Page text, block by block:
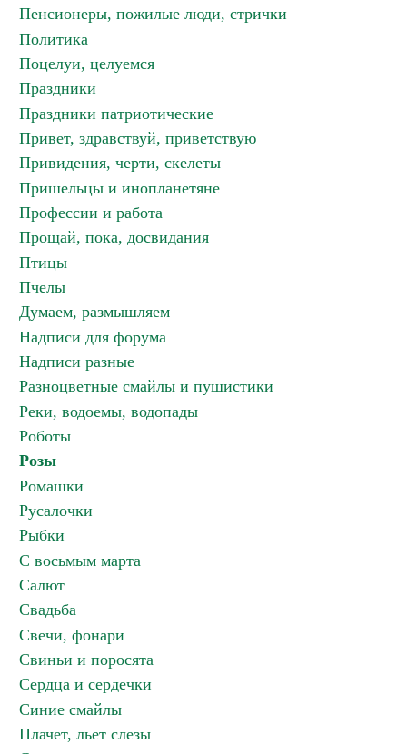
Пенсионеры, пожилые люди, стрички
Политика
Поцелуи, целуемся
Праздники
Праздники патриотические
Привет, здравствуй, приветствую
Привидения, черти, скелеты
Пришельцы и инопланетяне
Профессии и работа
Прощай, пока, досвидания
Птицы
Пчелы
Думаем, размышляем
Надписи для форума
Надписи разные
Разноцветные смайлы и пушистики
Реки, водоемы, водопады
Роботы
Розы
Ромашки
Русалочки
Рыбки
С восьмым марта
Салют
Свадьба
Свечи, фонари
Свиньи и поросята
Сердца и сердечки
Синие смайлы
Плачет, льет слезы